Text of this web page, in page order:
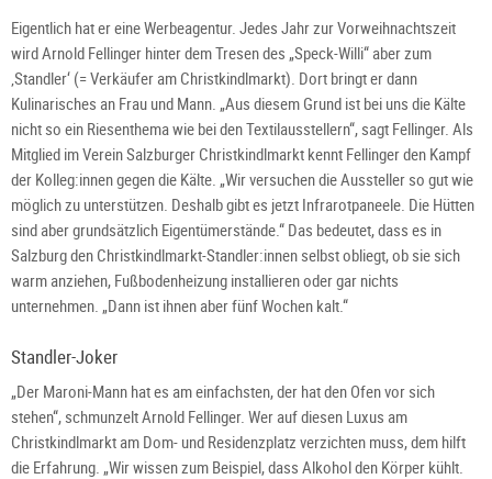
Eigentlich hat er eine Werbeagentur. Jedes Jahr zur Vorweihnachtszeit
wird Arnold Fellinger hinter dem Tresen des „Speck-Willi“ aber zum
‚Standler‘ (= Verkäufer am Christkindlmarkt). Dort bringt er dann
Kulinarisches an Frau und Mann. „Aus diesem Grund ist bei uns die Kälte
nicht so ein Riesenthema wie bei den Textilausstellern“, sagt Fellinger. Als
Mitglied im Verein Salzburger Christkindlmarkt kennt Fellinger den Kampf
der Kolleg:innen gegen die Kälte. „Wir versuchen die Aussteller so gut wie
möglich zu unterstützen. Deshalb gibt es jetzt Infrarotpaneele. Die Hütten
sind aber grundsätzlich Eigentümerstände.“ Das bedeutet, dass es in
Salzburg den Christkindlmarkt-Standler:innen selbst obliegt, ob sie sich
warm anziehen, Fußbodenheizung installieren oder gar nichts
unternehmen. „Dann ist ihnen aber fünf Wochen kalt.“
Standler-Joker
„Der Maroni-Mann hat es am einfachsten, der hat den Ofen vor sich
stehen“, schmunzelt Arnold Fellinger. Wer auf diesen Luxus am
Christkindlmarkt am Dom- und Residenzplatz verzichten muss, dem hilft
die Erfahrung. „Wir wissen zum Beispiel, dass Alkohol den Körper kühlt.